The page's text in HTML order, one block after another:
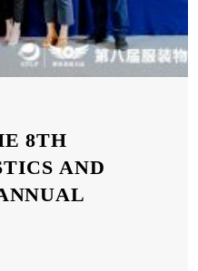
8TH
AND